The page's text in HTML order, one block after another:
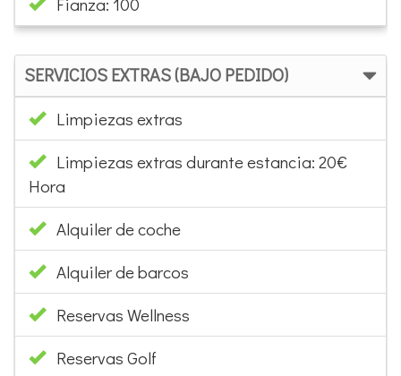
SERVICIOS EXTRAS (BAJO PEDIDO)
Limpiezas extras
Limpiezas extras durante estancia: 20€
Hora
Alquiler de coche
Alquiler de barcos
Reservas Wellness
Reservas Golf